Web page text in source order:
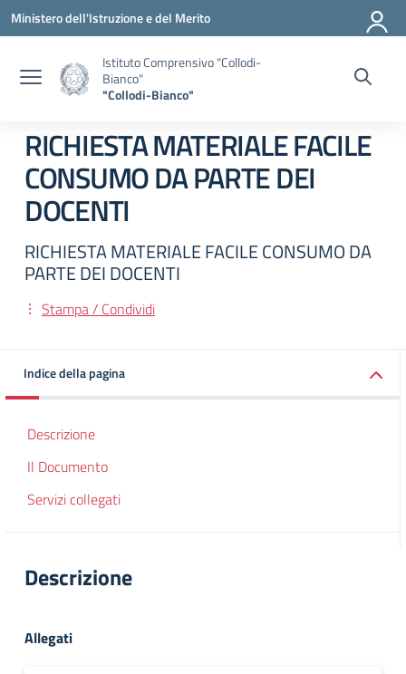
Vai ai contenuti
Vai al menu di navigazione
Vai al footer
Ministero dell'Istruzione e del Merito
Istituto Comprensivo "Collodi-
Bianco"
"Collodi-Bianco"
RICHIESTA MATERIALE FACILE
CONSUMO DA PARTE DEI
DOCENTI
RICHIESTA MATERIALE FACILE CONSUMO DA
PARTE DEI DOCENTI
Stampa / Condividi
Indice della pagina
Descrizione
Il Documento
Servizi collegati
Descrizione
Allegati